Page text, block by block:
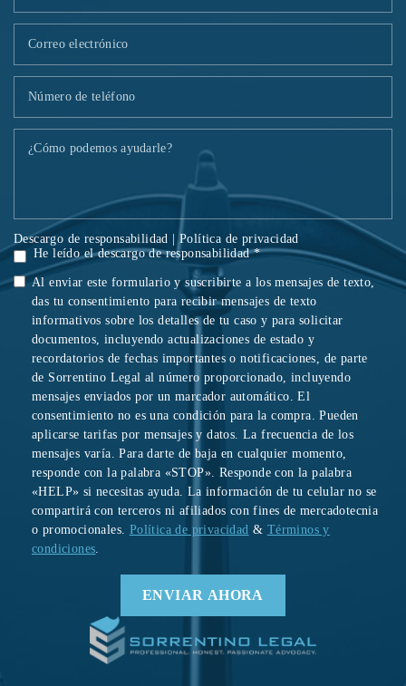
Descargo de responsabilidad |Política de privacidad
He leído el descargo de responsabilidad *
Al enviar este formulario y suscribirte a los mensajes de texto,
das tu consentimiento para recibir mensajes de texto
informativos sobre los detalles de tu caso y para solicitar
documentos, incluyendo actualizaciones de estado y
recordatorios de fechas importantes o notificaciones, de parte
de Sorrentino Legal al número proporcionado, incluyendo
mensajes enviados por un marcador automático. El
consentimiento no es una condición para la compra. Pueden
aplicarse tarifas por mensajes y datos. La frecuencia de los
mensajes varía. Para darte de baja en cualquier momento,
responde con la palabra «STOP». Responde con la palabra
«HELP» si necesitas ayuda. La información de tu celular no se
compartirá con terceros ni afiliados con fines de mercadotecnia
o promocionales. Política de privacidad & Términos y
condiciones.